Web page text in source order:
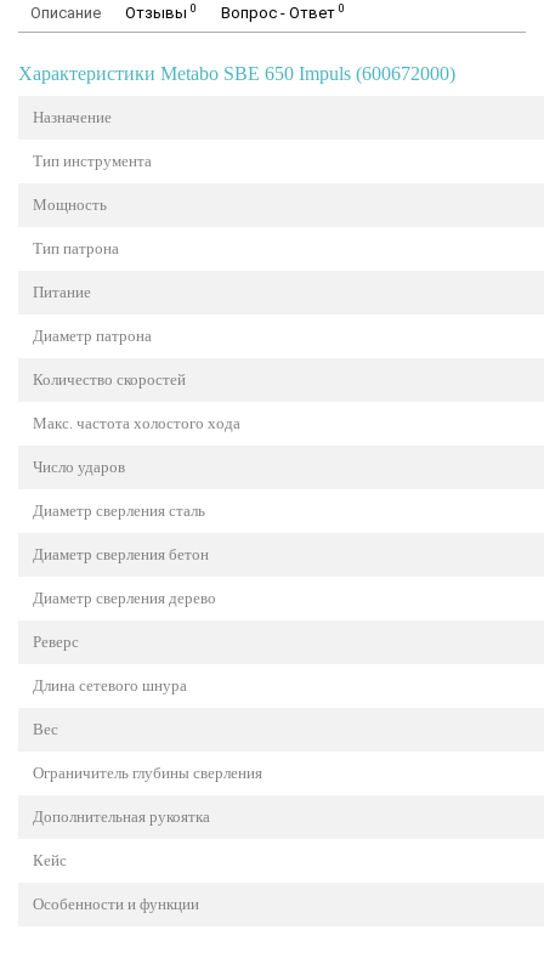
Описание Отзывы 0 Вопрос - Ответ 0
Характеристики Metabo SBE 650 Impuls (600672000)
Назначение
Тип инструмента
Мощность
Тип патрона
Питание
Диаметр патрона
Количество скоростей
Макс. частота холостого хода
Число ударов
Диаметр сверления сталь
Диаметр сверления бетон
Диаметр сверления дерево
Реверс
Длина сетевого шнура
Вес
Ограничитель глубины сверления
Дополнительная рукоятка
Кейс
Особенности и функции